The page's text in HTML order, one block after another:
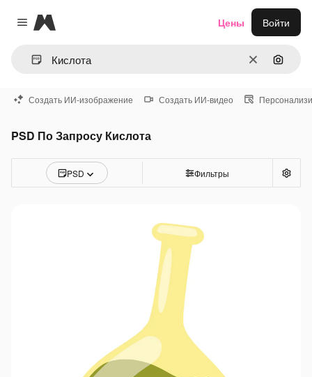
Close menu
Magnific
ОчиститьПоиск
Цены Войти
Создать ИИ-изображение Создать ИИ-видео
PSD По Запросу Кислота
PSD Фильтры